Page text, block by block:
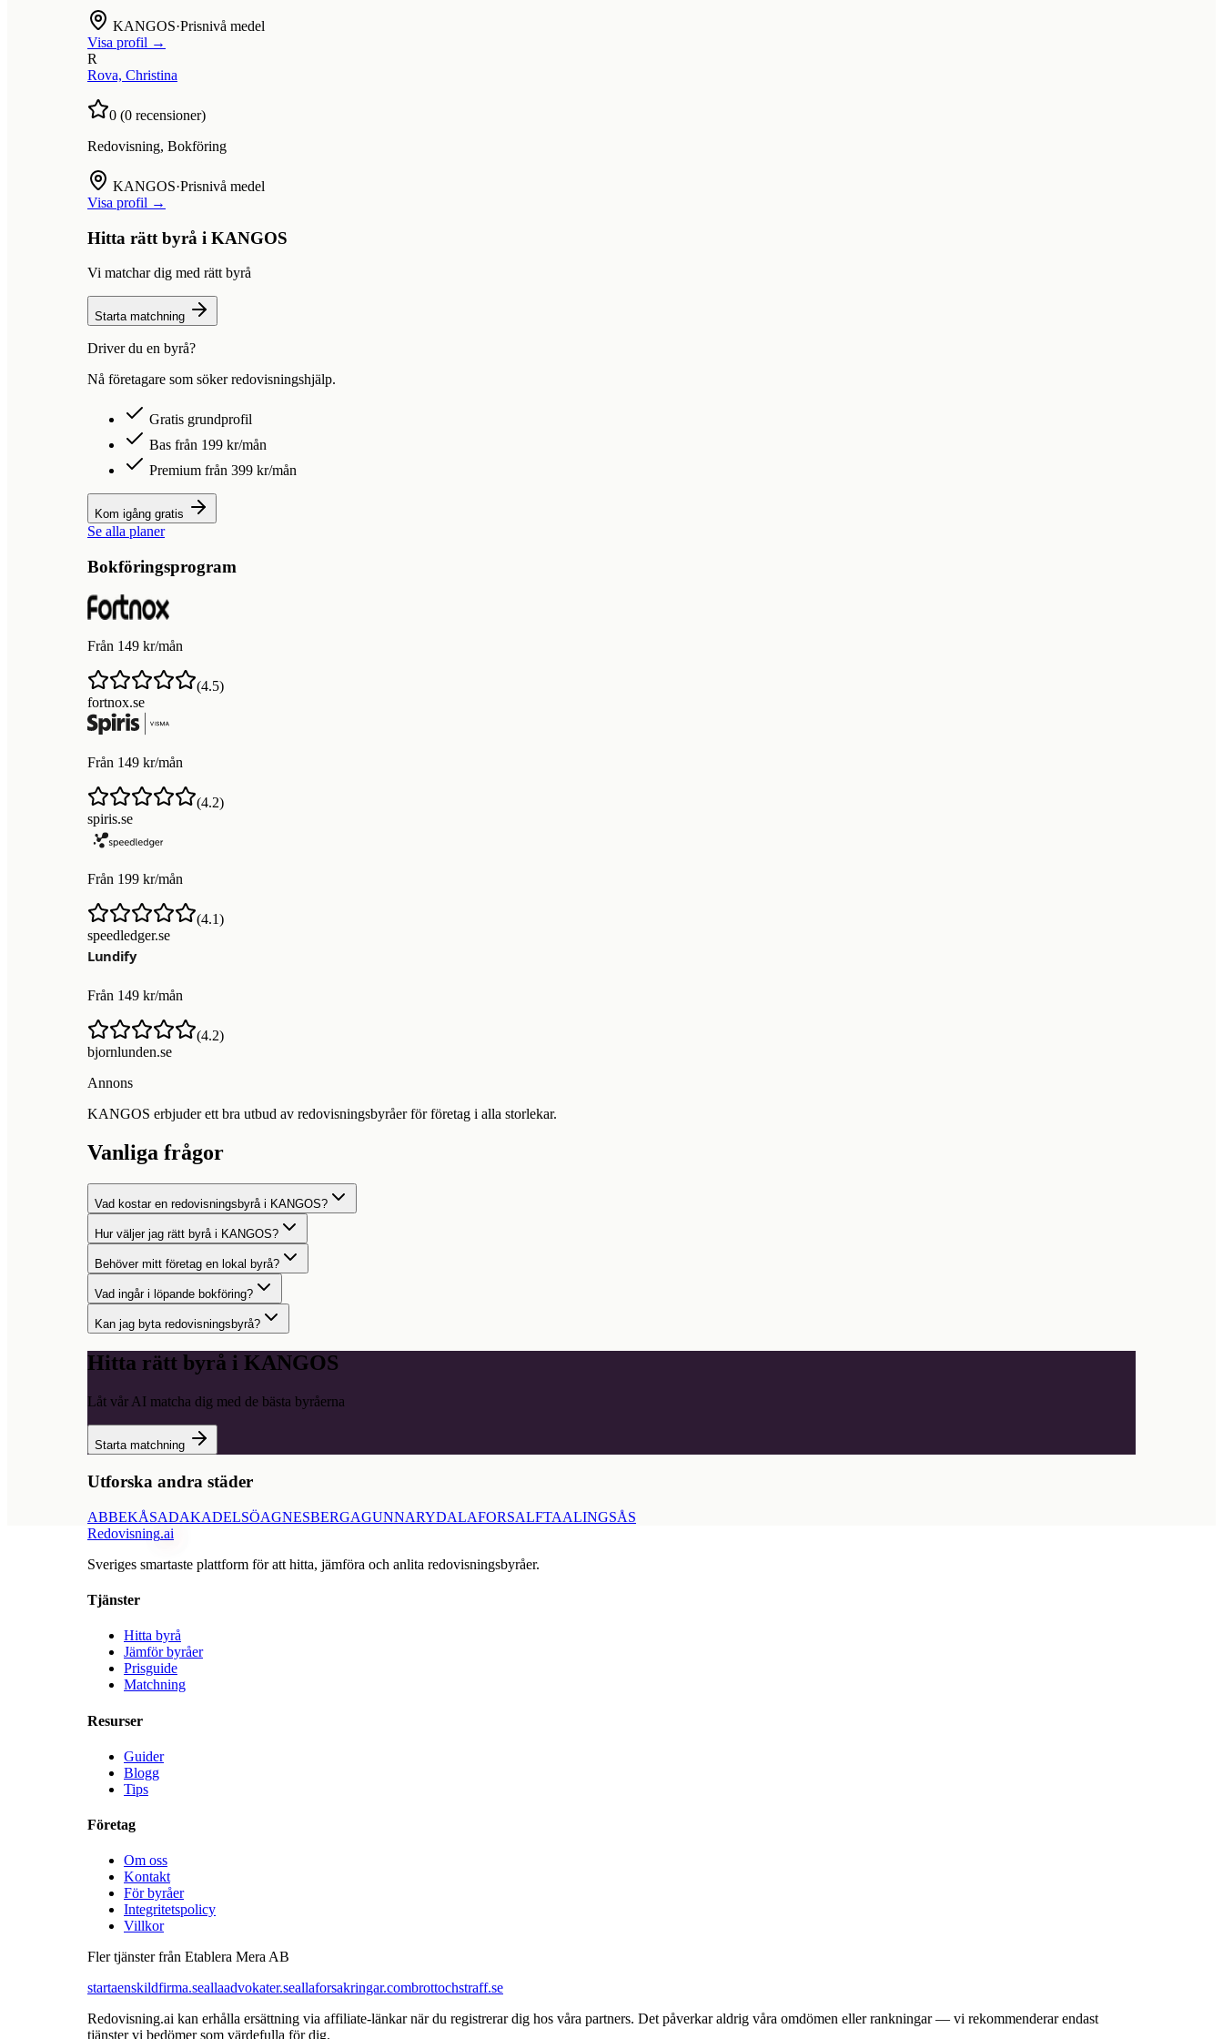
KANGOS·Prisnivå medel
Visa profil →
R
Rova, Christina
0 (0 recensioner)
Redovisning, Bokföring
KANGOS·Prisnivå medel
Visa profil →
Hitta rätt byrå i KANGOS
Vi matchar dig med rätt byrå
Starta matchning
Driver du en byrå?
Nå företagare som söker redovisningshjälp.
Gratis grundprofil
Bas från 199 kr/mån
Premium från 399 kr/mån
Kom igång gratis
Se alla planer
Bokföringsprogram
Från 149 kr/mån
(4.5)
fortnox.se
Från 149 kr/mån
(4.2)
spiris.se
Från 199 kr/mån
(4.1)
speedledger.se
Från 149 kr/mån
(4.2)
bjornlunden.se
Annons
KANGOS erbjuder ett bra utbud av redovisningsbyråer för företag i alla storlekar.
Vanliga frågor
Vad kostar en redovisningsbyrå i KANGOS?
Hur väljer jag rätt byrå i KANGOS?
Behöver mitt företag en lokal byrå?
Vad ingår i löpande bokföring?
Kan jag byta redovisningsbyrå?
Hitta rätt byrå i KANGOS
Låt vår AI matcha dig med de bästa byråerna
Starta matchning
Utforska andra städer
ABBEKÅSADAKADELSÖAGNESBERGAGUNNARYDALAFORSALFTAALINGSÅS
Redovisning.ai
Sveriges smartaste plattform för att hitta, jämföra och anlita redovisningsbyråer.
Tjänster
Hitta byrå
Jämför byråer
Prisguide
Matchning
Resurser
Guider
Blogg
Tips
Företag
Om oss
Kontakt
För byråer
Integritetspolicy
Villkor
Fler tjänster från Etablera Mera AB
startaenskildfirma.seallaadvokater.seallaforsakringar.combrottochstraff.se
Redovisning.ai kan erhålla ersättning via affiliate-länkar när du registrerar dig hos våra partners. Det påverkar aldrig våra omdömen eller rankningar — vi rekommenderar endast
tjänster vi bedömer som värdefulla för dig.